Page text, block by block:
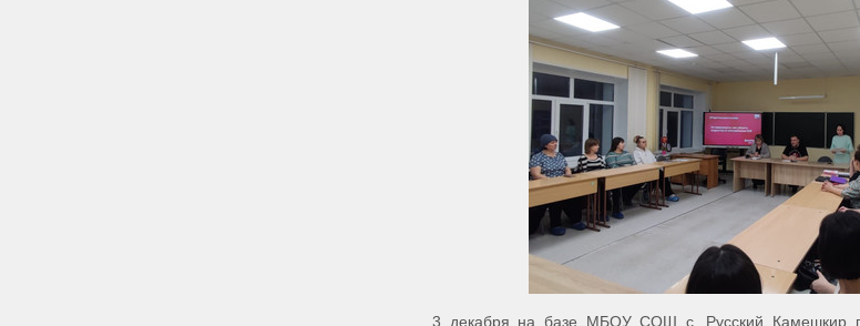
3 декабря на базе МБОУ СОШ с. Русский Камешкир